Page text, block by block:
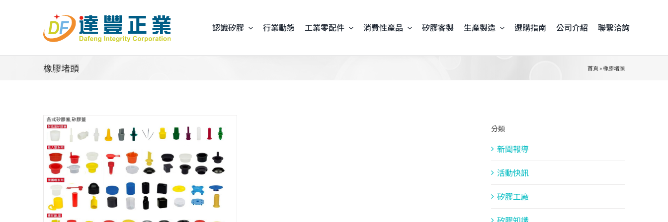
認識矽膠 行業動態 工業零配件 消費性產品 矽膠客製 生產製造 選購指南 公司介紹 聯繫洽詢
橡膠堵頭 首頁 »橡膠堵頭
分類
新聞報導
活動快訊
矽膠工廠